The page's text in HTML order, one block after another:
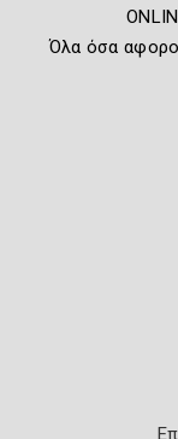
Όλα όσα